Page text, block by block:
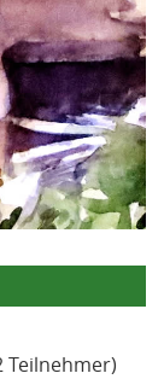
Teilnehmer)